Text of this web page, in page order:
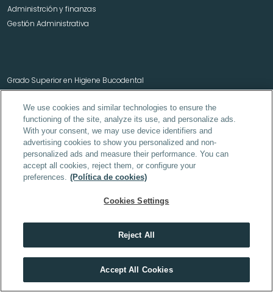
Administrción y finanzas
Gestión Administrativa
Grado Superior en Higiene Bucodental
Laboratorio Clínico y Biomédico
Emergencias Sanitarias
Dietética
Auxiliar de Enfermería
Oposiciones Tramitación Procesal
Oposiciones Gestión Procesal
Oposiciones Administración
Auxiliar y Administrativo del EstadoHACER TEST
We use cookies and similar technologies to ensure the
functioning of the site, analyze its use, and personalize ads.
With your consent, we may use device identifiers and
advertising cookies to show you personalized and non-
personalized ads and measure their performance. You can
accept all cookies, reject them, or configure your
preferences. (Política de cookies)
Cookies Settings
Reject All
Accept All Cookies